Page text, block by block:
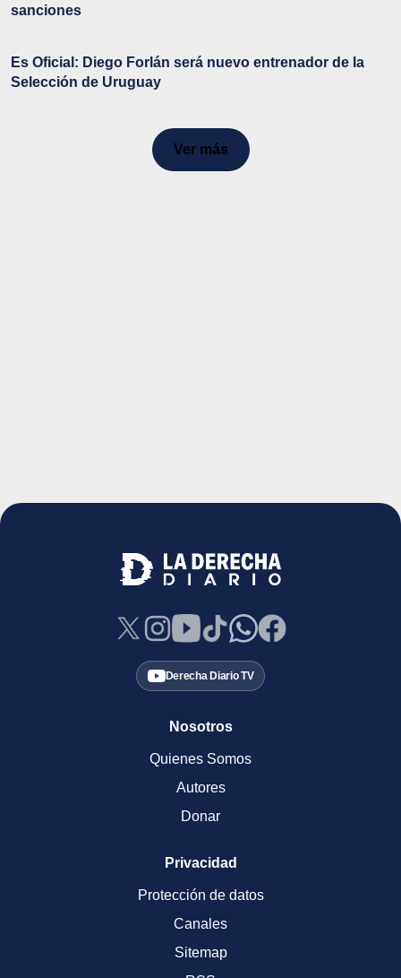
sanciones
Es Oficial: Diego Forlán será nuevo entrenador de la
Selección de Uruguay
Ver más
Derecha Diario TV
Nosotros
Quienes Somos
Autores
Donar
Privacidad
Protección de datos
Canales
Sitemap